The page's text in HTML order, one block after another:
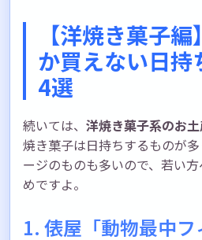
【洋焼き菓子
か買えない日持
4選
続いては、 洋焼き菓子系のお
焼き菓子は日持ちするものが
ージのものも多いので、若い
めですよ。
1. 俵屋「動物最中フ